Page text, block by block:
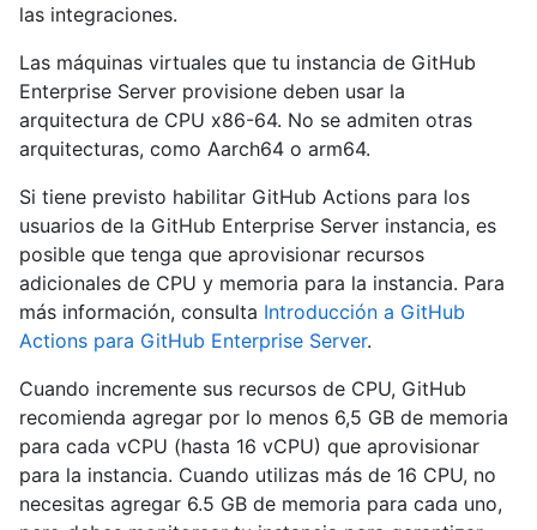
las integraciones.
Las máquinas virtuales que tu instancia de GitHub
Enterprise Server provisione deben usar la
arquitectura de CPU x86-64. No se admiten otras
arquitecturas, como Aarch64 o arm64.
Si tiene previsto habilitar GitHub Actions para los
usuarios de la GitHub Enterprise Server instancia, es
posible que tenga que aprovisionar recursos
adicionales de CPU y memoria para la instancia. Para
más información, consulta Introducción a GitHub
Actions para GitHub Enterprise Server.
Cuando incremente sus recursos de CPU, GitHub
recomienda agregar por lo menos 6,5 GB de memoria
para cada vCPU (hasta 16 vCPU) que aprovisionar
para la instancia. Cuando utilizas más de 16 CPU, no
necesitas agregar 6.5 GB de memoria para cada uno,